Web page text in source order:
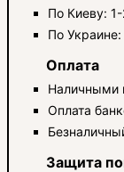
По Киеву:
По
Оплата
Наличными
Оплата
Защита